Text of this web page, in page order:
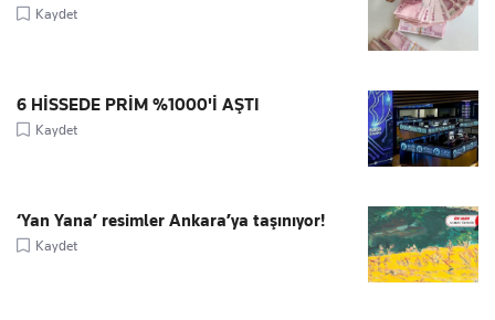
Kaydet
6 HİSSEDE PRİM %1000'İ AŞTI
Kaydet
‘Yan Yana’ resimler Ankara’ya taşınıyor!
Kaydet